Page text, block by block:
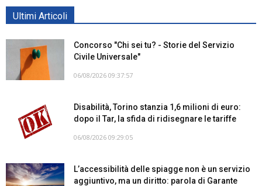
Ultimi Articoli
Concorso "Chi sei tu? - Storie del Servizio
Civile Universale"
06/08/2026 09:37:57
Disabilità, Torino stanzia 1,6 milioni di euro:
dopo il Tar, la sfida di ridisegnare le tariffe
06/08/2026 09:29:05
L’accessibilità delle spiagge non è un servizio
aggiuntivo, ma un diritto: parola di Garante